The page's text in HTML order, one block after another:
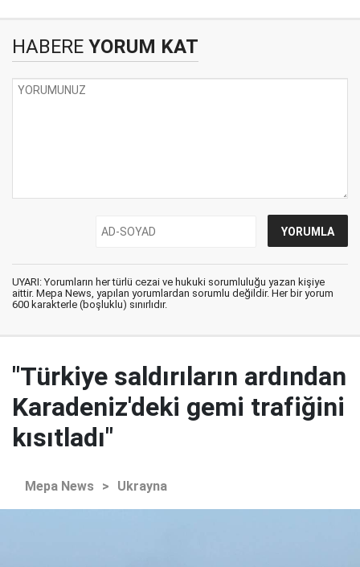
HABERE YORUM KAT
UYARI: Yorumların her türlü cezai ve hukuki sorumluluğu yazan kişiye
aittir. Mepa News, yapılan yorumlardan sorumlu değildir. Her bir yorum
600 karakterle (boşluklu) sınırlıdır.
"Türkiye saldırıların ardından
Karadeniz'deki gemi trafiğini
kısıtladı"
Mepa News > Ukrayna